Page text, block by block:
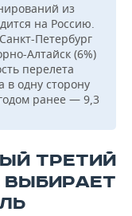
из
на Россию.
Петербург
Алтайск (6%)
перелета
в одну сторону
ранее — 9,3
ТРЕТИЙ
ВЫБИРАЕТ